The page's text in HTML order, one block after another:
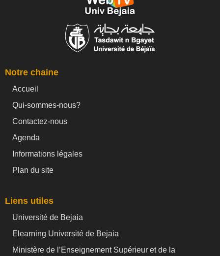
Notre chaine
Accueil
Qui-sommes-nous?
Contactez-nous
Agenda
Informations légales
Plan du site
Liens utiles
Université de Bejaia
Elearning Université de Bejaia
Ministère de l’Enseignement Supérieur et de la